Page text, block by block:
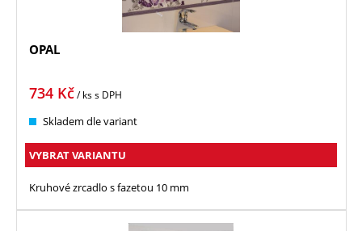
OPAL
734 Kč/ kss DPH
Skladem dle variant
VYBRAT VARIANTU
Kruhové zrcadlo s fazetou 10 mm